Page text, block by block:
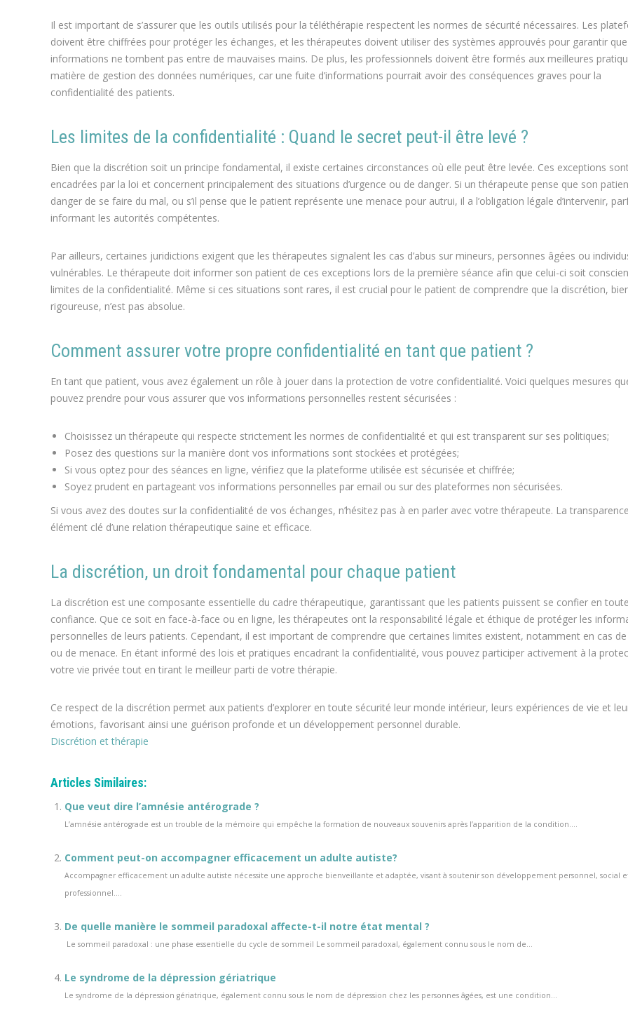
Il est important de s’assurer que les outils utilisés pour la téléthérapie respectent les normes de sécurité nécessaires. Les
doivent être chiffrées pour protéger les échanges, et les thérapeutes doivent utiliser des systèmes approuvés pour garantir
informations ne tombent pas entre de mauvaises mains. De plus, les professionnels doivent être formés aux meilleures
matière de gestion des données numériques, car une fuite d’informations pourrait avoir des conséquences graves pour la
confidentialité des patients.
Les limites de la confidentialité : Quand le secret peut-il être levé ?
Bien que la discrétion soit un principe fondamental, il existe certaines circonstances où elle peut être levée. Ces exceptions
encadrées par la loi et concernent principalement des situations d’urgence ou de danger. Si un thérapeute pense que son
danger de se faire du mal, ou s’il pense que le patient représente une menace pour autrui, il a l’obligation légale d’intervenir,
informant les autorités compétentes.
Par ailleurs, certaines juridictions exigent que les thérapeutes signalent les cas d’abus sur mineurs, personnes âgées ou
vulnérables. Le thérapeute doit informer son patient de ces exceptions lors de la première séance afin que celui-ci soit
limites de la confidentialité. Même si ces situations sont rares, il est crucial pour le patient de comprendre que la discrétion,
rigoureuse, n’est pas absolue.
Comment assurer votre propre confidentialité en tant que patient ?
En tant que patient, vous avez également un rôle à jouer dans la protection de votre confidentialité. Voici quelques mesures
pouvez prendre pour vous assurer que vos informations personnelles restent sécurisées :
Choisissez un thérapeute qui respecte strictement les normes de confidentialité et qui est transparent sur ses politiques;
Posez des questions sur la manière dont vos informations sont stockées et protégées;
Si vous optez pour des séances en ligne, vérifiez que la plateforme utilisée est sécurisée et chiffrée;
Soyez prudent en partageant vos informations personnelles par email ou sur des plateformes non sécurisées.
Si vous avez des doutes sur la confidentialité de vos échanges, n’hésitez pas à en parler avec votre thérapeute. La
élément clé d’une relation thérapeutique saine et efficace.
La discrétion, un droit fondamental pour chaque patient
La discrétion est une composante essentielle du cadre thérapeutique, garantissant que les patients puissent se confier en
confiance. Que ce soit en face-à-face ou en ligne, les thérapeutes ont la responsabilité légale et éthique de protéger les
personnelles de leurs patients. Cependant, il est important de comprendre que certaines limites existent, notamment en cas
ou de menace. En étant informé des lois et pratiques encadrant la confidentialité, vous pouvez participer activement à la
votre vie privée tout en tirant le meilleur parti de votre thérapie.
Ce respect de la discrétion permet aux patients d’explorer en toute sécurité leur monde intérieur, leurs expériences de vie et
émotions, favorisant ainsi une guérison profonde et un développement personnel durable.
Discrétion et thérapie
Articles Similaires:
Que veut dire l’amnésie antérograde ?
L’amnésie antérograde est un trouble de la mémoire qui empêche la formation de nouveaux souvenirs après l’apparition de la condition....
Comment peut-on accompagner efficacement un adulte autiste?
Accompagner efficacement un adulte autiste nécessite une approche bienveillante et adaptée, visant à soutenir son développement personnel, social
professionnel....
De quelle manière le sommeil paradoxal affecte-t-il notre état mental ?
Le sommeil paradoxal : une phase essentielle du cycle de sommeil Le sommeil paradoxal, également connu sous le nom de...
Le syndrome de la dépression gériatrique
Le syndrome de la dépression gériatrique, également connu sous le nom de dépression chez les personnes âgées, est une condition...